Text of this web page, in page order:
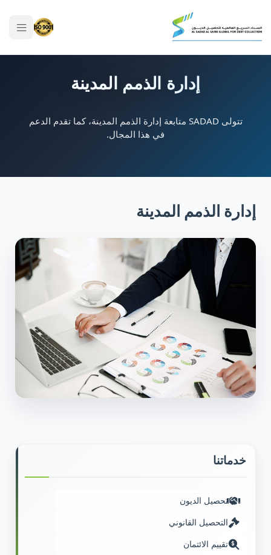
إدارة الذمم المدينة
تتولى SADAD متابعة إدارة الذمم المدينة، كما تقدم الدعم
في هذا المجال.
إدارة الذمم المدينة
خدماتنا
تحصيل الديون
التحصيل القانوني
تقييم الائتمان